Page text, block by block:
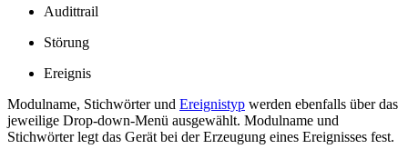
Audittrail
Störung
Ereignis
Modulname, Stichwörter und Ereignistyp werden ebenfalls über das
jeweilige Drop-down-Menü ausgewählt. Modulname und
Stichwörter legt das Gerät bei der Erzeugung eines Ereignisses fest.